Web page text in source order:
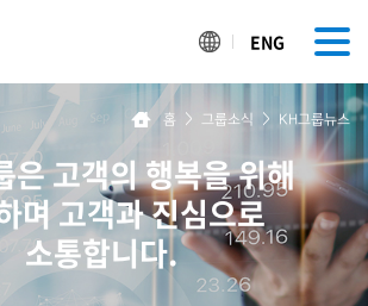
ENG
은 고객의 행복을 위해
며 고객과 진심으로
소통합니다.
홈 > 그룹소식 > KH그룹뉴스